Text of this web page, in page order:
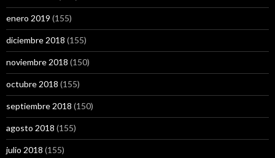
enero 2019 (155)
diciembre 2018 (155)
noviembre 2018 (150)
octubre 2018 (155)
septiembre 2018 (150)
agosto 2018 (155)
julio 2018 (155)